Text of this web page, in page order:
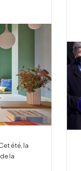
été, la
la